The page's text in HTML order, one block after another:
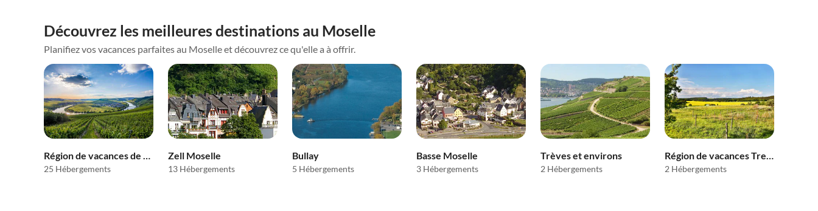
Découvrez les meilleures destinations au Moselle
Planifiez vos vacances parfaites au Moselle et découvrez ce qu'elle a à offrir.
Région de vacances de Bernkastel-Kues
25 Hébergements
Zell Moselle
13 Hébergements
Bullay
5 Hébergements
Basse Moselle
3 Hébergements
Trèves et environs
2 Hébergements
Région de vacances Treis-Karden
2 Hébergements